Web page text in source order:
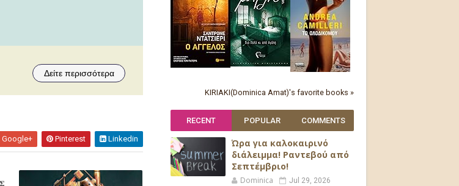
Δείτε περισσότερα
Google+ Pinterest Linkedin
KIRIAKI(Dominica Amat)'s favorite books »
RECENT POPULAR COMMENTS
Ώρα για καλοκαιρινό
διάλειμμα! Ραντεβού από
Σεπτέμβριο!
Dominica Jul 29, 2026